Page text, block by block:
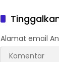
WAR: SIAP Bantai
AKUN
KE PENJARA
Alamat email